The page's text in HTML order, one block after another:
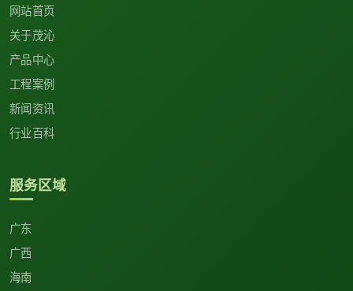
网站首页
关于茂沁
产品中心
工程案例
新闻资讯
行业百科
服务区域
广东
广西
海南